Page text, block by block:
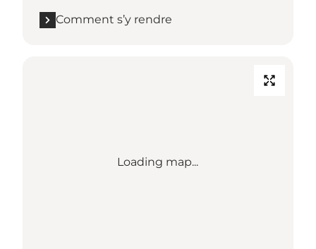
Comment s’y rendre
Loading map...